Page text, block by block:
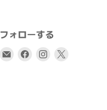
フォローする
FacebookInstagram